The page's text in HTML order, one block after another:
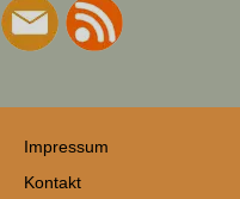
Impressum
Kontakt